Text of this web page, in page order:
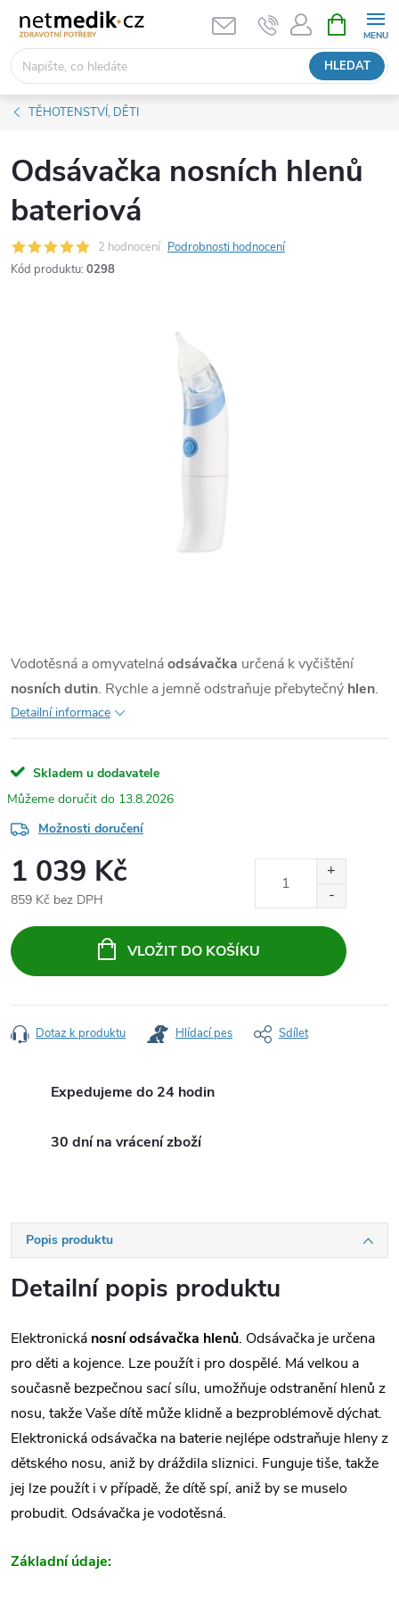
obsah
HLEDAT
NÁKUPNÍ
KOŠÍK
TĚHOTENSTVÍ, DĚTI
Odsávačka nosních hlenů
bateriová
2 hodnocení Podrobnosti hodnocení
Kód produktu: 0298
Vodotěsná a omyvatelnáodsávačka určená k vyčištění
nosních dutin. Rychle a jemně odstraňuje přebytečný hlen.
Detailní informace
Skladem u dodavatele
13.8.2026
Možnosti doručení
1 039 Kč
859 Kč bez DPH
cena:
VLOŽIT DO KOŠÍKU
Dotaz k produktu Hlídací pes Sdílet
Expedujeme do 24 hodin
30 dní na vrácení zboží
Popis produktu
Detailní popis produktu
Elektronická nosní odsávačka hlenů. Odsávačka je určena
pro děti a kojence. Lze použít i pro dospělé. Má velkou a
současně bezpečnou sací sílu, umožňuje odstranění hlenů z
nosu, takže Vaše dítě může klidně a bezproblémově dýchat.
Elektronická odsávačka na baterie nejlépe odstraňuje hleny z
dětského nosu, aniž by dráždila sliznici. Funguje tiše, takže
jej lze použít i v případě, že dítě spí, aniž by se muselo
probudit. Odsávačka je vodotěsná.
Základní údaje: